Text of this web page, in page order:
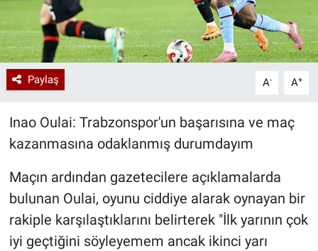
Paylaş A- A+
Inao Oulai: Trabzonspor'un başarısına ve maç
kazanmasına odaklanmış durumdayım
Maçın ardından gazetecilere açıklamalarda
bulunan Oulai, oyunu ciddiye alarak oynayan bir
rakiple karşılaştıklarını belirterek "İlk yarının çok
iyi geçtiğini söyleyemem ancak ikinci yarı
Teknoloji
Ramazan